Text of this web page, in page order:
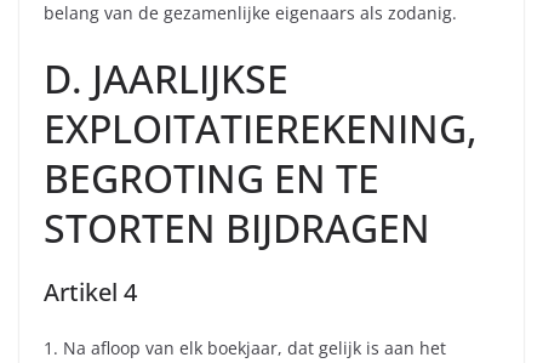
belang van de gezamenlijke eigenaars als zodanig.
D. JAARLIJKSE
EXPLOITATIEREKENING,
BEGROTING EN TE
STORTEN BIJDRAGEN
Artikel 4
1. Na afloop van elk boekjaar, dat gelijk is aan het